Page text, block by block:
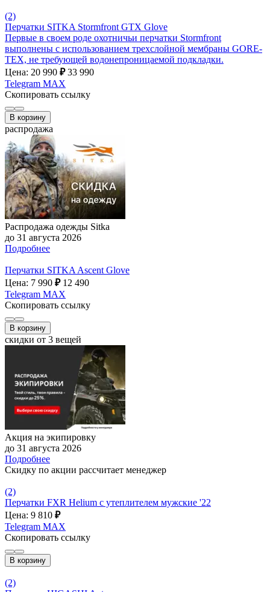
(2)
Перчатки SITKA Stormfront GTX Glove
Первые в своем роде охотничьи перчатки Stormfront
выполнены с использованием трехслойной мембраны GORE-
TEX, не требующей водонепроницаемой подкладки.
Цена: 20 990 ₽ 33 990
Telegram MAX
Скопировать ссылку
В корзину
распродажа
Распродажа одежды Sitka
до 31 августа 2026
Подробнее
Перчатки SITKA Ascent Glove
Цена: 7 990 ₽ 12 490
Telegram MAX
Скопировать ссылку
В корзину
скидки от 3 вещей
Акция на экипировку
до 31 августа 2026
Подробнее
Скидку по акции рассчитает менеджер
(2)
Перчатки FXR Helium с утеплителем мужские '22
Цена: 9 810 ₽
Telegram MAX
Скопировать ссылку
В корзину
(2)